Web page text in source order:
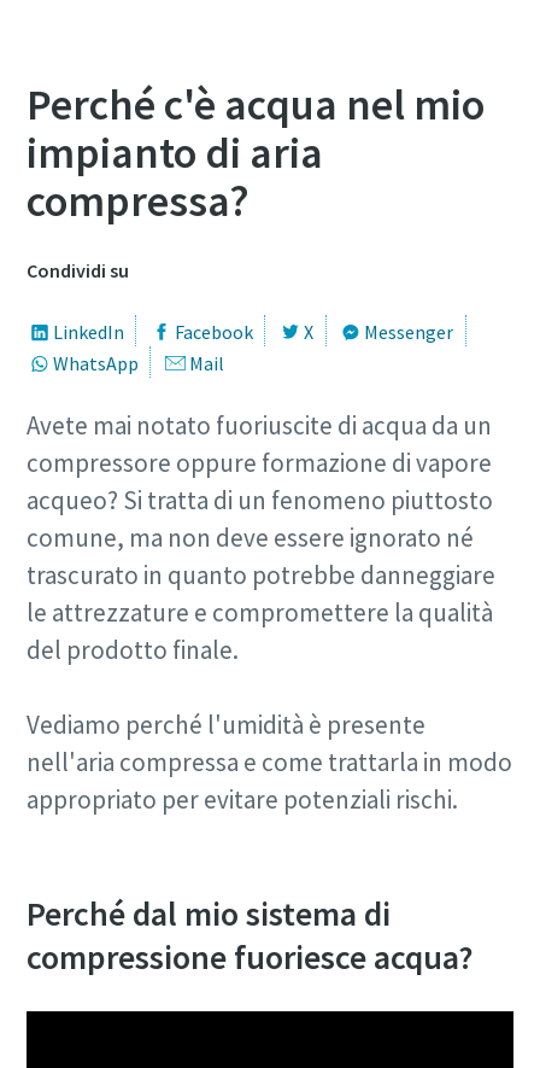
Perché c'è acqua nel mio
impianto di aria
compressa?
Condividi su
LinkedIn Facebook X
Messenger
WhatsApp
Mail
Avete mai notato fuoriuscite di acqua da un
compressore oppure formazione di vapore
acqueo? Si tratta di un fenomeno piuttosto
comune, ma non deve essere ignorato né
trascurato in quanto potrebbe danneggiare
le attrezzature e compromettere la qualità
del prodotto finale.
Vediamo perché l'umidità è presente
nell'aria compressa e come trattarla in modo
appropriato per evitare potenziali rischi.
Perché dal mio sistema di
compressione fuoriesce acqua?